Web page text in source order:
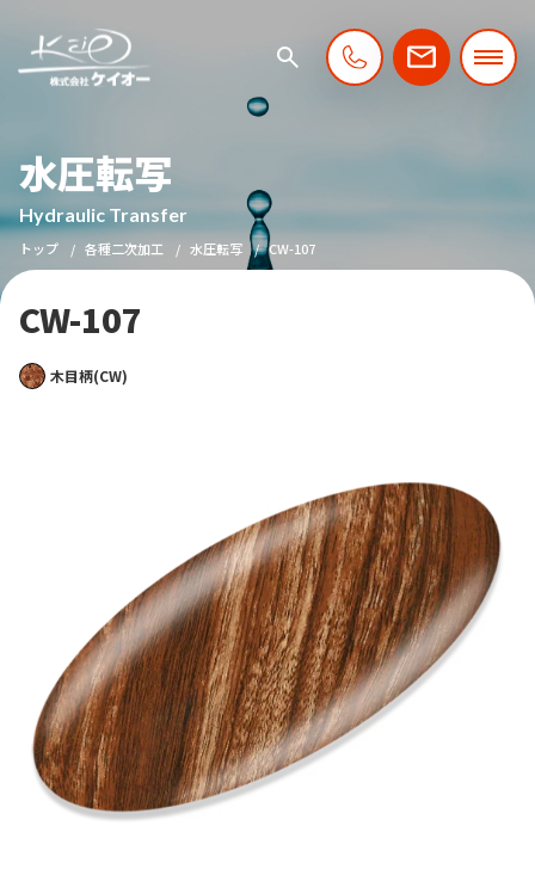
水圧転写
Hydraulic Transfer
トップ 各種二次加工 水圧転写 CW-107
CW-107
木目柄(CW)